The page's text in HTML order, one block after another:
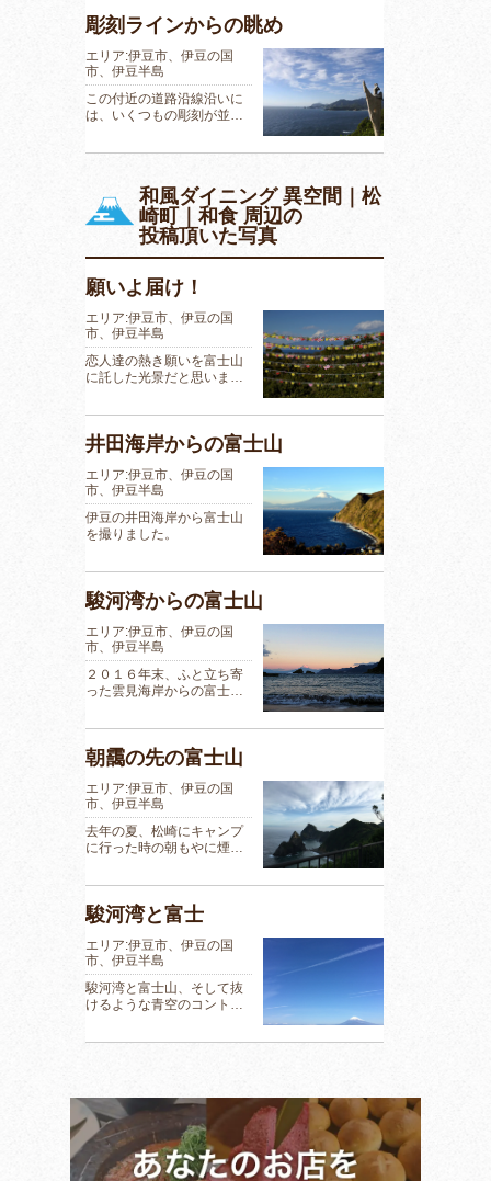
彫刻ラインからの眺め
エリア:伊豆市、伊豆の国
市、伊豆半島
この付近の道路沿線沿いに
は、いくつもの彫刻が並…
和風ダイニング 異空間｜松
崎町｜和食 周辺の
投稿頂いた写真
願いよ届け！
エリア:伊豆市、伊豆の国
市、伊豆半島
恋人達の熱き願いを富士山
に託した光景だと思いま…
井田海岸からの富士山
エリア:伊豆市、伊豆の国
市、伊豆半島
伊豆の井田海岸から富士山
を撮りました。
駿河湾からの富士山
エリア:伊豆市、伊豆の国
市、伊豆半島
２０１６年末、ふと立ち寄
った雲見海岸からの富士…
朝靄の先の富士山
エリア:伊豆市、伊豆の国
市、伊豆半島
去年の夏、松崎にキャンプ
に行った時の朝もやに煙…
駿河湾と富士
エリア:伊豆市、伊豆の国
市、伊豆半島
駿河湾と富士山、そして抜
けるような青空のコント…